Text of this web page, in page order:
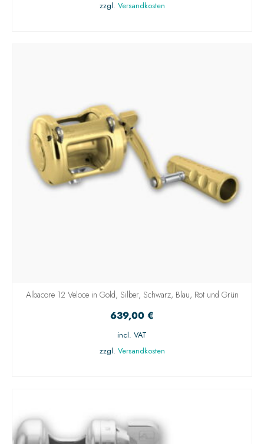
zzgl. Versandkosten
Albacore 12 Veloce in Gold, Silber, Schwarz, Blau, Rot und Grün
639,00 €
incl. VAT
zzgl. Versandkosten